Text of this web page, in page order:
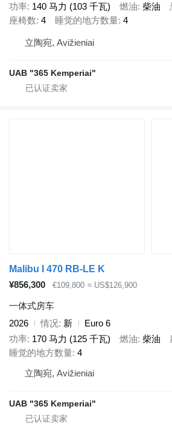
功率 140 马力 (103 千瓦) 燃油 柴油
座椅数 4 睡觉的地方数量 4
立陶宛, Avižieniai
UAB "365 Kemperiai"
Malibu I 470 RB-LE K
¥856,300
€109,800 ≈ US$126,900
一体式房车
2026
情况 新
Euro 6
功率 170 马力 (125 千瓦) 燃油 柴油
睡觉的地方数量 4
立陶宛, Avižieniai
UAB "365 Kemperiai"